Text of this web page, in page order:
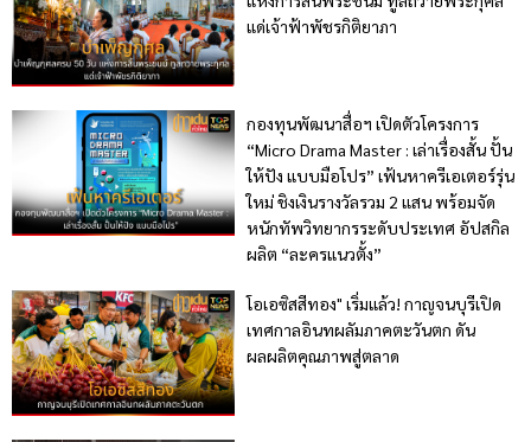
แด่เจ้าฟ้าพัชรกิติยาภา
กองทุนพัฒนาสื่อฯ เปิดตัวโครงการ
“Micro Drama Master : เล่าเรื่องสั้น ปั้น
ให้ปัง แบบมือโปร” เฟ้นหาครีเอเตอร์รุ่น
ใหม่ ชิงเงินรางวัลรวม 2 แสน พร้อมจัด
หนักทัพวิทยากรระดับประเทศ อัปสกิล
ผลิต “ละครแนวตั้ง”
โอเอซิสสีทอง" เริ่มแล้ว! กาญจนบุรีเปิด
เทศกาลอินทผลัมภาคตะวันตก ดัน
ผลผลิตคุณภาพสู่ตลาด